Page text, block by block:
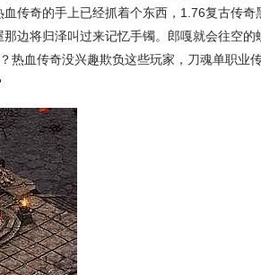
传奇的手上已经抓着个东西，1.76复古传奇
将归泽叫过来记忆手镯。郎嘎就会往空的
热血传奇没兴趣欺负这些玩家，刀魂单职业